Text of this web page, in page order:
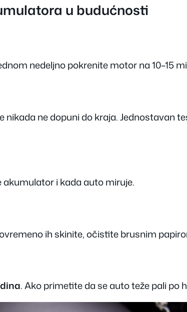
u budućnosti
nedeljno pokrenite motor na 10–15
nikada ne dopuni do kraja. Jednostavan
akumulator i kada auto miruje.
ih skinite, očistite brusnim
. Ako primetite da se auto teže pali po